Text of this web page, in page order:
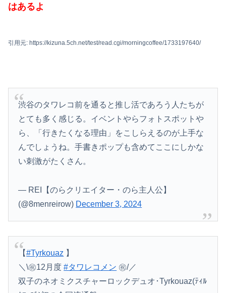
はあるよ
引用元: https://kizuna.5ch.net/test/read.cgi/morningcoffee/1733197640/
渋谷のタワレコ前を通ると推し活であろう人たちが
とても多く感じる。イベントやらフォトスポットや
ら、「行きたくなる理由」をこしらえるのが上手な
んでしょうね。手書きポップも含めてここにしかな
い刺激がたくさん。
— REI【のらクリエイター・のら主人公】
(@8menreirow) December 3, 2024
【#Tyrkouaz 】
＼\㊗️12月度#タワレコメン ㊗️/／
双子のネオミクスチャーロックデュオ･Tyrkouaz(ﾃｨﾙ